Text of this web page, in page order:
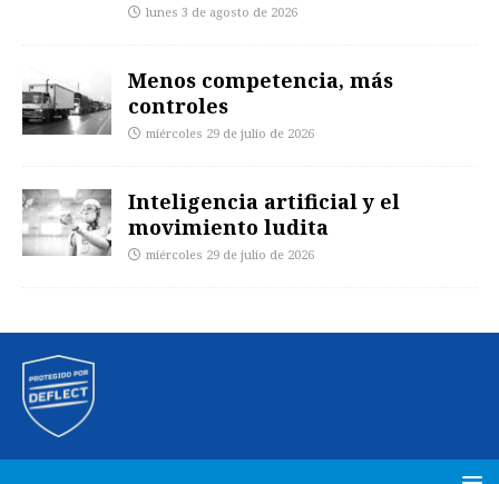
lunes 3 de agosto de 2026
Menos competencia, más
controles
miércoles 29 de julio de 2026
Inteligencia artificial y el
movimiento ludita
miércoles 29 de julio de 2026